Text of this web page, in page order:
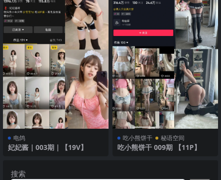
电鸽
妃妃酱｜003期｜【19V】
吃小熊饼干 秘语空间
吃小熊饼干 009期 【11P】
搜索